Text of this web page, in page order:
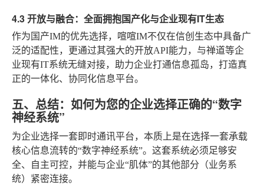
4.3 开放与融合：全面拥抱国产化与企业现有IT生态
作为国产IM的优先选择，喧喧IM不仅在信创生态中具备广
泛的适配性，更通过其强大的开放API能力，与禅道等企
业现有IT系统无缝对接，助力企业打通信息孤岛，打造真
正的一体化、协同化信息平台。
五、总结：如何为您的企业选择正确的“数字
神经系统”
为企业选择一套即时通讯平台，本质上是在选择一套承载
核心信息流转的“数字神经系统”。这套系统必须足够安
全、自主可控，并能与企业“肌体”的其他部分（业务系
统）紧密连接。